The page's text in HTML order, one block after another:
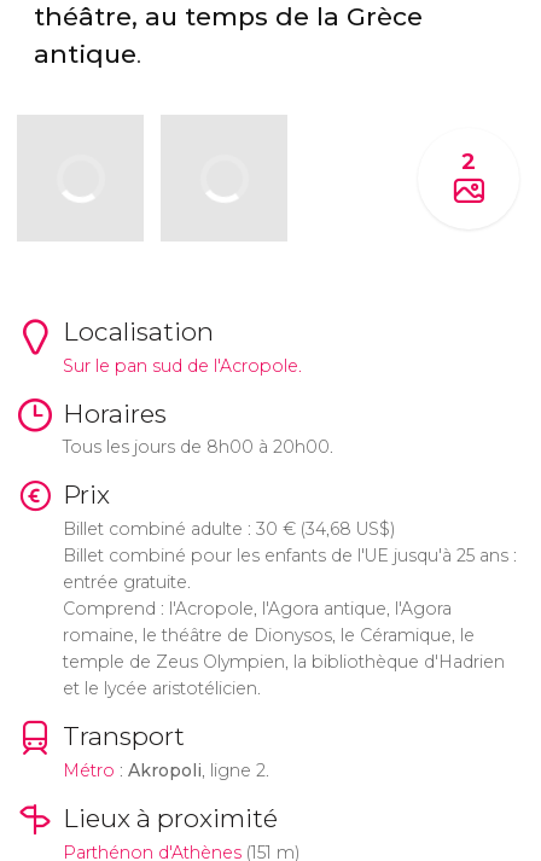
théâtre, au temps de la Grèce
antique.
2
Localisation
Sur le pan sud de l'Acropole.
Horaires
Tous les jours de 8h00 à 20h00.
Prix
Billet combiné adulte : 30 €(34,68 US$)
Billet combiné pour les enfants de l'UE jusqu'à 25 ans :
entrée gratuite.
Comprend : l'Acropole, l'Agora antique, l'Agora
romaine, le théâtre de Dionysos, le Céramique, le
temple de Zeus Olympien, la bibliothèque d'Hadrien
et le lycée aristotélicien.
Transport
Métro : Akropoli, ligne 2.
Lieux à proximité
Parthénon d'Athènes(151 m)